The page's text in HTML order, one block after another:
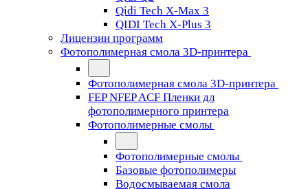
Qidi Tech X-Max 3
QIDI Tech X-Plus 3
Лицензии программ
Фотополимерная смола 3D-принтера
Фотополимерная смола 3D-принтера
FEP NFEP ACF Пленки дл
фотополимерного принтера
Фотополимерные смолы
Фотополимерные смолы
Базовые фотополимеры
Водосмываемая смола